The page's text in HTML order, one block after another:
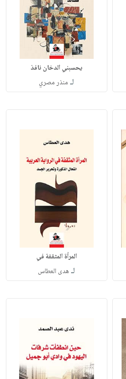
يحسبني الدخان نافذ
لـ منذر مصري
المرأة المثقفة في
لـ هدى العطاس